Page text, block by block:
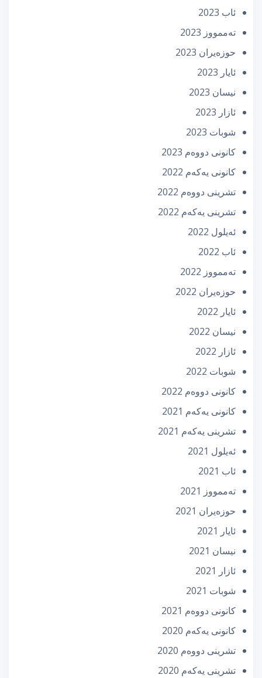
ئاب 2023
تەممووز 2023
حوزه‌یران 2023
ئایار 2023
نیسان 2023
ئازار 2023
شوبات 2023
كانونی دووه‌م 2023
كانونی یه‌كه‌م 2022
تشرینی دووه‌م 2022
تشرینی یه‌كه‌م 2022
ئه‌یلول 2022
ئاب 2022
تەممووز 2022
حوزه‌یران 2022
ئایار 2022
نیسان 2022
ئازار 2022
شوبات 2022
كانونی دووه‌م 2022
كانونی یه‌كه‌م 2021
تشرینی یه‌كه‌م 2021
ئه‌یلول 2021
ئاب 2021
تەممووز 2021
حوزه‌یران 2021
ئایار 2021
نیسان 2021
ئازار 2021
شوبات 2021
كانونی دووه‌م 2021
كانونی یه‌كه‌م 2020
تشرینی دووه‌م 2020
تشرینی یه‌كه‌م 2020